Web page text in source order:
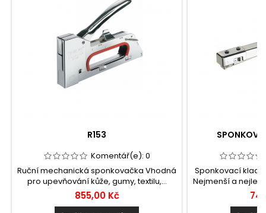
R153
Komentář(e): 0
Ruční mechanická sponkovačka Vhodná
pro upevňování kůže, gumy, textilu,...
855,00 Kč
Sponkovací
Nejmenší a